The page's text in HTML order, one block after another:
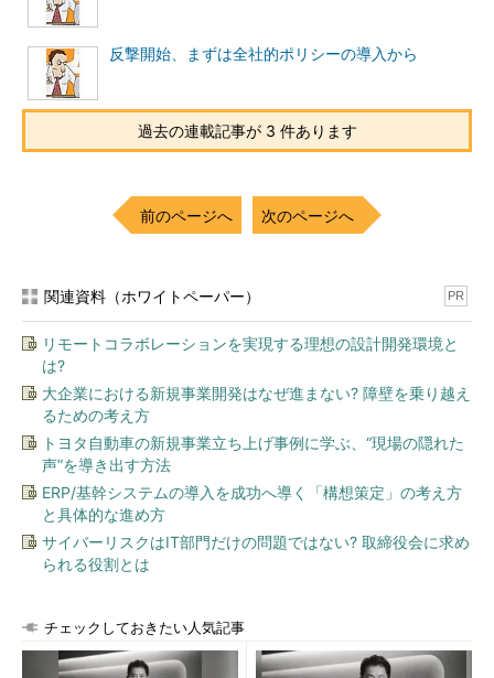
パッチを当てる場合の作業手順が決まっていない
中村君は腹を決めてコンピュータ1
台1台のOS種別やコンピュータ名、設
を当てて回ることにした。最初はパ
ソコンをちょっとは使いこなせそう
すべての修正プログラムが導入され
ていなかったり、抜けやミスが多い
（第1回 それはある日突然に…… ）
中村君もまだ若いなぁ、という感じだ。実際に「抜けやミスが
多い」のは、手順に抜けがあるからでもある。他人にお願いする
場合には、自分で何度か作業を実施してみて「確実にできる手
順」を理解し、その手順を文書化するのが一番早い。さらにいえ
ばその手順書を第三者に読んでもらい、具体的にイメージできる
かどうかコメントしてもらうなどでドキュメントの精度を上げて
反撃開始、まずは全社的ポリシーの導入から
過去の連載記事が 3 件あります
前のページへ 次のページへ
関連資料（ホワイトペーパー） PR
リモートコラボレーションを実現する理想の設計開発環境と
は?
大企業における新規事業開発はなぜ進まない? 障壁を乗り越え
るための考え方
トヨタ自動車の新規事業立ち上げ事例に学ぶ、“現場の隠れた
声”を導き出す方法
ERP/基幹システムの導入を成功へ導く「構想策定」の考え方
と具体的な進め方
サイバーリスクはIT部門だけの問題ではない? 取締役会に求め
られる役割とは
チェックしておきたい人気記事